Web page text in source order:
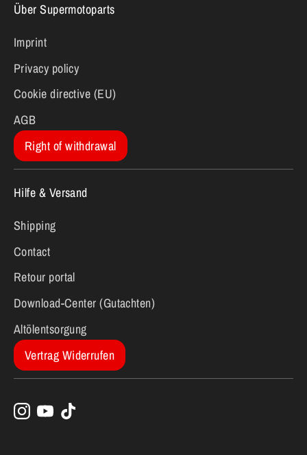
Über Supermotoparts
Imprint
Privacy policy
Cookie directive (EU)
AGB
Right of withdrawal
Hilfe & Versand
Shipping
Contact
Retour portal
Download-Center (Gutachten)
Altölentsorgung
Vertrag Widerrufen